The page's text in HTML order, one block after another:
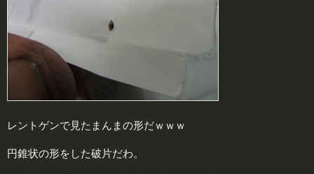
レントゲンで見たまんまの形だｗｗｗ
円錐状の形をした破片だわ。